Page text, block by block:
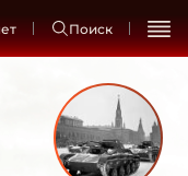
Поиск